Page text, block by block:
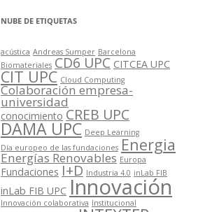
NUBE DE ETIQUETAS
acústica Andreas Sumper Barcelona
Biomateriales CD6 UPC CITCEA UPC
CIT UPC Cloud Computing
Colaboración empresa-
universidad
conocimiento CREB UPC
DAMA UPC Deep Learning
Día europeo de las fundaciones Energia
Energías Renovables Europa
Fundaciones I+D Industria 4.0 inLab FIB
inLab FIB UPC Innovación
Innovación colaborativa Institucional